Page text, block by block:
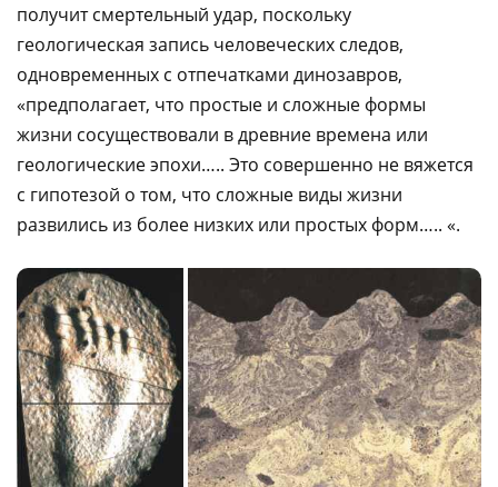
получит смертельный удар, поскольку
геологическая запись человеческих следов,
одновременных с отпечатками динозавров,
«предполагает, что простые и сложные формы
жизни сосуществовали в древние времена или
геологические эпохи….. Это совершенно не вяжется
с гипотезой о том, что сложные виды жизни
развились из более низких или простых форм….. «.